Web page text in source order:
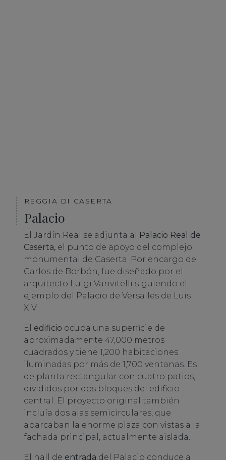
REGGIA DI CASERTA
Palacio
El Jardín Real se adjunta al
Palacio Real de
Caserta,el punto de apoyo del complejo
monumental de Caserta. Por encargo de
Carlos de Borbón, fue diseñado por el
arquitecto Luigi Vanvitelli siguiendo el
ejemplo del Palacio de Versalles de Luis
XIV.
El edificio ocupa una superficie de
aproximadamente 47,000 metros
cuadrados y tiene 1,200 habitaciones
iluminadas por más de 1,700 ventanas. Es
de planta rectangular con cuatro patios,
divididos por dos bloques del edificio
central. El proyecto original también
incluía dos alas semicirculares, que
abarcaban la enorme plaza con vistas a la
fachada principal, actualmente aislada.
El hall de entrada del Palacio conduce a